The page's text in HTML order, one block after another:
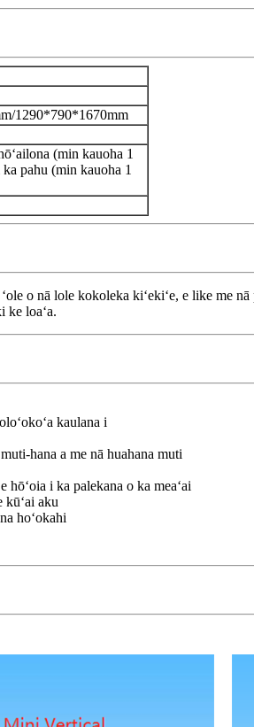
1290*790*1670mm
(min kauoha 1
pahu (min kauoha 1
o nā lole kokoleka kiʻekiʻe, e like me
ke loaʻa.
kaulana i
hana a me nā huahana muti
hōʻoia i ka palekana o ka meaʻai
kūʻai aku
hoʻokahi